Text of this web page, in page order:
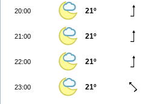
20:00 21º
21:00 21º
22:00 21º
23:00 21º